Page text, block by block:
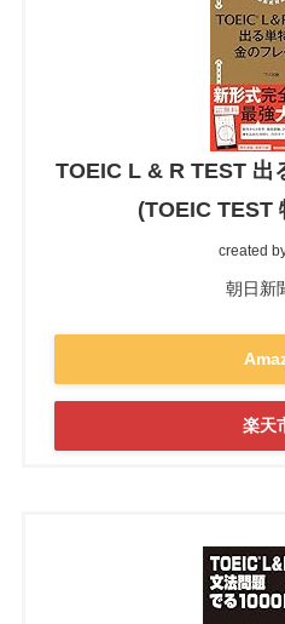
TOEIC L & R TEST 出
(TOEIC TEST
created
朝日新
楽天